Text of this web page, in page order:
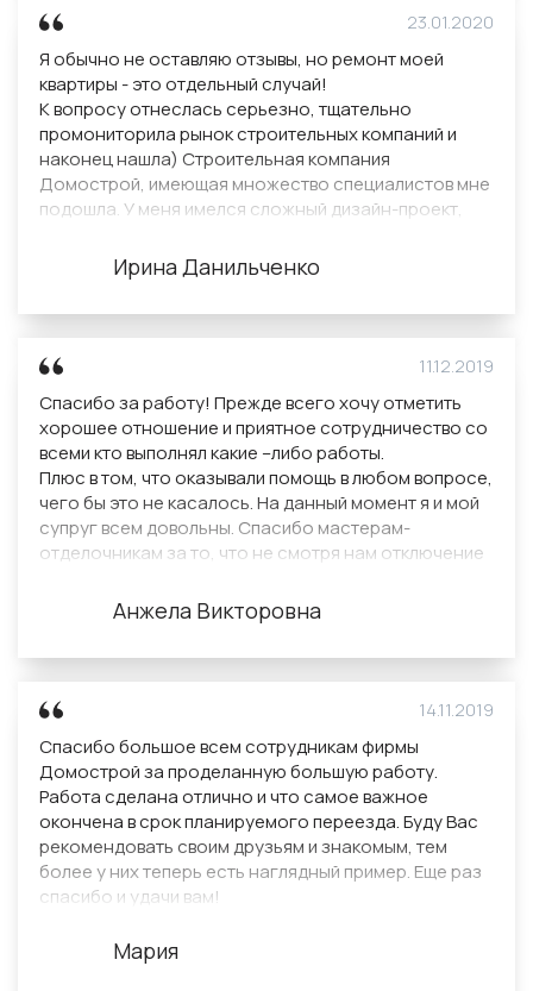
23.01.2020
Ирина Данильченко
Я обычно не оставляю отзывы, но ремонт моей
квартиры - это отдельный случай!
К вопросу отнеслась серьезно, тщательно
промониторила рынок строительных компаний и
наконец нашла) Строительная компания
Домострой, имеющая множество специалистов мне
подошла. У меня имелся сложный дизайн-проект,
разноуровневые потолки. Очень понравилась
слаженная работа бригады. Прораб в любой момент
был готов ответить на все возникшие вопросы.
Ремонт на высоком уровне, результат стоил усилий!
11.12.2019
Анжела Викторовна
Спасибо за работу! Прежде всего хочу отметить
хорошее отношение и приятное сотрудничество со
всеми кто выполнял какие –либо работы.
Плюс в том, что оказывали помощь в любом вопросе,
чего бы это не касалось. На данный момент я и мой
супруг всем довольны. Спасибо мастерам-
отделочникам за то, что не смотря нам отключение
14.11.2019
Мария
Спасибо большое всем сотрудникам фирмы
Домострой за проделанную большую работу.
Работа сделана отлично и что самое важное
окончена в срок планируемого переезда. Буду Вас
рекомендовать своим друзьям и знакомым, тем
более у них теперь есть наглядный пример. Еще раз
спасибо и удачи вам!